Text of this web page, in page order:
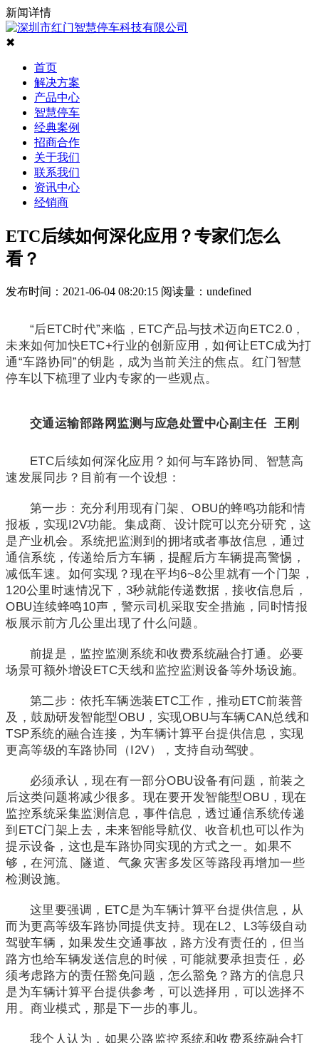
新闻详情
✖
首页
解决方案
产品中心
智慧停车
经典案例
招商合作
关于我们
联系我们
资讯中心
经销商
ETC后续如何深化应用？专家们怎么
看？
发布时间：2021-06-04 08:20:15 阅读量： undefined
“后ETC时代”来临，ETC产品与技术迈向ETC2.0，
未来如何加快ETC+行业的创新应用，如何让ETC成为打
通“车路协同”的钥匙，成为当前关注的焦点。红门智慧
停车以下梳理了业内专家的一些观点。
交通运输部路网监测与应急处置中心副主任王刚
ETC后续如何深化应用？如何与车路协同、智慧高
速发展同步？目前有一个设想：
第一步：充分利用现有门架、OBU的蜂鸣功能和情
报板，实现I2V功能。集成商、设计院可以充分研究，这
是产业机会。系统把监测到的拥堵或者事故信息，通过
通信系统，传递给后方车辆，提醒后方车辆提高警惕，
减低车速。如何实现？现在平均6~8公里就有一个门架，
120公里时速情况下，3秒就能传递数据，接收信息后，
OBU连续蜂鸣10声，警示司机采取安全措施，同时情报
板展示前方几公里出现了什么问题。
前提是，监控监测系统和收费系统融合打通。必要
场景可额外增设ETC天线和监控监测设备等外场设施。
第二步：依托车辆选装ETC工作，推动ETC前装普
及，鼓励研发智能型OBU，实现OBU与车辆CAN总线和
TSP系统的融合连接，为车辆计算平台提供信息，实现
更高等级的车路协同（I2V），支持自动驾驶。
必须承认，现在有一部分OBU设备有问题，前装之
后这类问题将减少很多。现在要开发智能型OBU，现在
监控系统采集监测信息，事件信息，透过通信系统传递
到ETC门架上去，未来智能导航仪、收音机也可以作为
提示设备，这也是车路协同实现的方式之一。如果不
够，在河流、隧道、气象灾害多发区等路段再增加一些
检测设施。
这里要强调，ETC是为车辆计算平台提供信息，从
而为更高等级车路协同提供支持。现在L2、L3等级自动
驾驶车辆，如果发生交通事故，路方没有责任的，但当
路方也给车辆发送信息的时候，可能就要承担责任，必
须考虑路方的责任豁免问题，怎么豁免？路方的信息只
是为车辆计算平台提供参考，可以选择用，可以选择不
用。商业模式，那是下一步的事儿。
我个人认为，如果公路监控系统和收费系统融合打